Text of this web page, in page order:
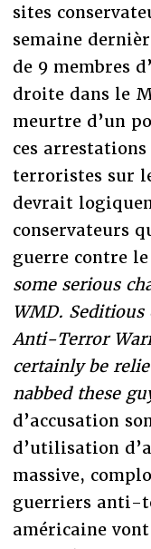
sites
semaine
de 9 membres
droite dans le
meurtre d’un
ces
terroristes sur
devrait
conservateurs
guerre contre
some serious
WMD. Seditious
Anti-Terror
certainly be
nabbed these
d’accusation
d’utilisation
massive,
guerriers anti-
américaine